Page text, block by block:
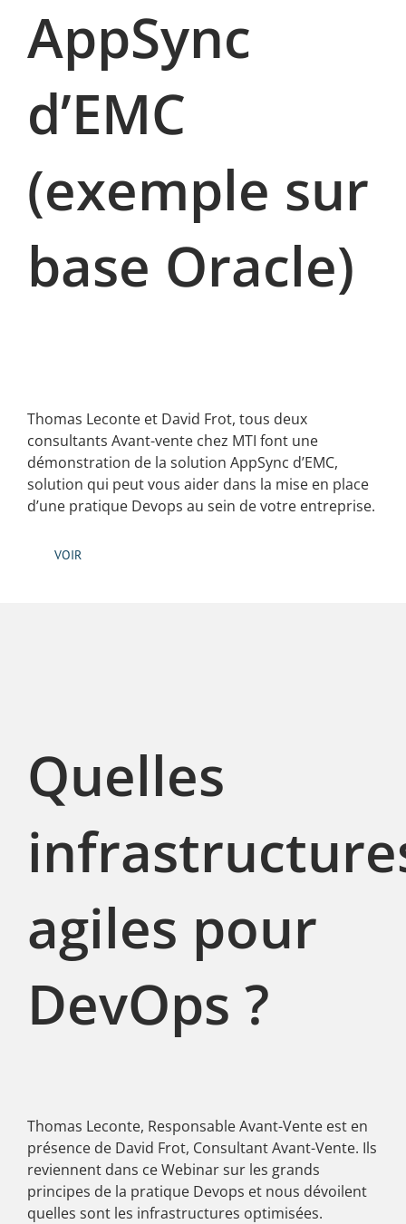
AppSync
d’EMC
(exemple sur
base Oracle)
Thomas Leconte et David Frot, tous deux
consultants Avant-vente chez MTI font une
démonstration de la solution AppSync d’EMC,
solution qui peut vous aider dans la mise en place
d’une pratique Devops au sein de votre entreprise.
VOIR
Quelles
agiles pour
DevOps ?
Thomas Leconte, Responsable Avant-Vente est en
présence de David Frot, Consultant Avant-Vente. Ils
reviennent dans ce Webinar sur les grands
principes de la pratique Devops et nous dévoilent
quelles sont les infrastructures optimisées.